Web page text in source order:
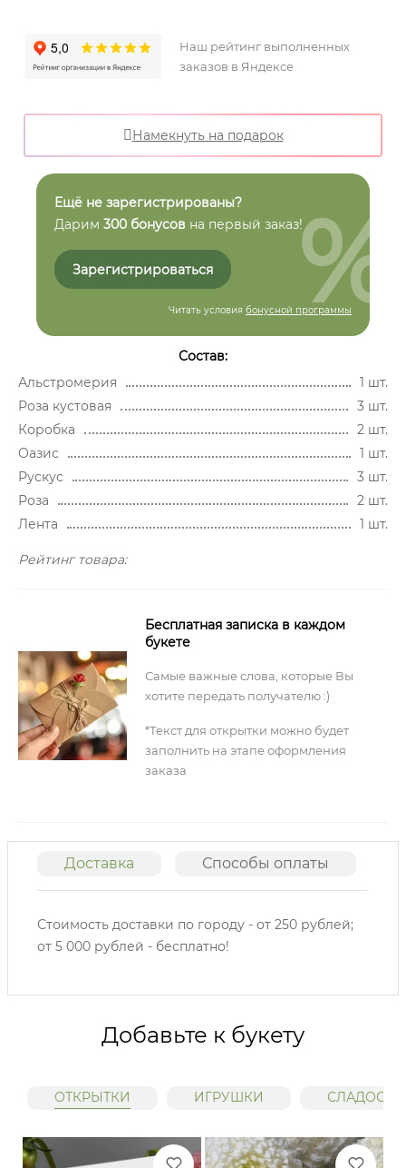
Наш рейтинг выполненных
заказов в Яндексе
Намекнуть на подарок
Ещё не зарегистрированы?
Дарим 300 бонусов на первый заказ!
Зарегистрироваться
Читать условия бонусной программы
%
Состав:
Альстромерия
1 шт.
Роза кустовая
3 шт.
Коробка
2 шт.
Оазис
1 шт.
Рускус
3 шт.
Роза
2 шт.
Лента
1 шт.
Рейтинг товара:
Бесплатная записка в каждом
букете
Самые важные слова, которые Вы
хотите передать получателю :)
*Текст для открытки можно будет
заполнить на этапе оформления
заказа
Доставка Способы оплаты
Стоимость доставки по городу - от 250 рублей;
от 5 000 рублей - бесплатно!
Добавьте к букету
ОТКРЫТКИ ИГРУШКИ СЛАДОСТИ